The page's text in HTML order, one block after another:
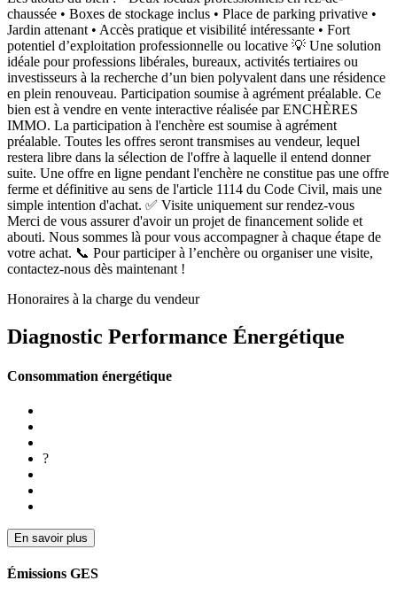
chaussée • Boxes de stockage inclus • Place de parking privative •
Jardin attenant • Accès pratique et visibilité intéressante • Fort
potentiel d’exploitation professionnelle ou locative 💡 Une solution
idéale pour professions libérales, bureaux, activités tertiaires ou
investisseurs à la recherche d’un bien polyvalent dans une résidence
en plein renouveau. Participation soumise à agrément préalable. Ce
bien est à vendre en vente interactive réalisée par ENCHÈRES
IMMO. La participation à l'enchère est soumise à agrément
préalable. Toutes les offres seront transmises au vendeur, lequel
restera libre dans la sélection de l'offre à laquelle il entend donner
suite. Une offre en ligne pendant l'enchère ne constitue pas une offre
ferme et définitive au sens de l'article 1114 du Code Civil, mais une
simple intention d'achat. ✅ Visite uniquement sur rendez-vous
Merci de vous assurer d'avoir un projet de financement solide et
abouti. Nous sommes là pour vous accompagner à chaque étape de
votre achat. 📞 Pour participer à l’enchère ou organiser une visite,
contactez-nous dès maintenant !
Honoraires à la charge du vendeur
Diagnostic Performance Énergétique
Consommation énergétique
?
En savoir plus
Émissions GES